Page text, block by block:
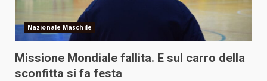
Nazionale Maschile
Missione Mondiale fallita. E sul carro della
sconfitta si fa festa